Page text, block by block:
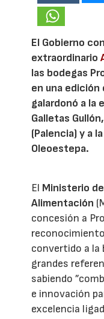
El Gobierno
extraordinario
las bodegas
en una edición
galardonó a la
Galletas
(Palencia) y a
Oleoestepa.
El Ministerio
Alimentación
concesión a
convertido a la
grandes
sabiendo
e innovación
excelencia